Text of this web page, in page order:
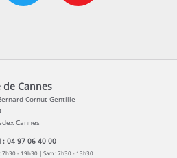
Cannes
Cornut-Gentille
Cannes
: 04 97 06 40 00
7h30 - 19h30 | Sam : 7h30 - 13h30